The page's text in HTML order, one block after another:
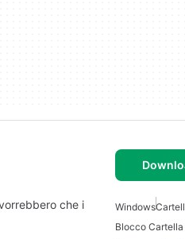
che i
Windows
Blocco